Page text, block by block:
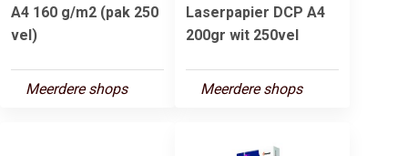
A4 160 g/m2 (pak 250
vel)
Meerdere shops
Laserpapier DCP A4
200gr wit 250vel
Meerdere shops